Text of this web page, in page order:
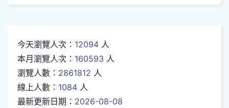
今天瀏覽人次： 12094 人
本月瀏覽人次： 160593 人
瀏覽人數： 2861812 人
線上人數： 1084 人
最新更新日期： 2026-08-08